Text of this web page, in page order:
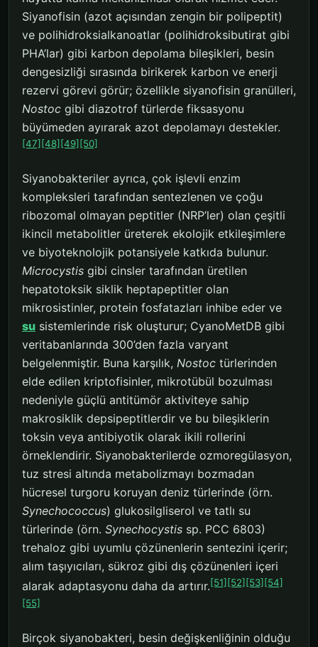
Siyanofisin (azot açısından zengin bir polipeptit)
ve polihidroksialkanoatlar (polihidroksibutirat gibi
PHA’lar) gibi karbon depolama bileşikleri, besin
dengesizliği sırasında birikerek karbon ve enerji
rezervi görevi görür; özellikle siyanofisin granülleri,
Nostoc gibi diazotrof türlerde fiksasyonu
büyümeden ayırarak azot depolamayı destekler.
[47] [48] [49] [50]
Siyanobakteriler ayrıca, çok işlevli enzim
kompleksleri tarafından sentezlenen ve çoğu
ribozomal olmayan peptitler (NRP’ler) olan çeşitli
ikincil metabolitler üreterek ekolojik etkileşimlere
ve biyoteknolojik potansiyele katkıda bulunur.
Microcystis gibi cinsler tarafından üretilen
hepatotoksik siklik heptapeptitler olan
mikrosistinler, protein fosfatazları inhibe eder ve
su sistemlerinde risk oluşturur; CyanoMetDB gibi
veritabanlarında 300’den fazla varyant
belgelenmiştir. Buna karşılık, Nostoc türlerinden
elde edilen kriptofisinler, mikrotübül bozulması
nedeniyle güçlü antitümör aktiviteye sahip
makrosiklik depsipeptitlerdir ve bu bileşiklerin
toksin veya antibiyotik olarak ikili rollerini
örneklendirir. Siyanobakterilerde ozmoregülasyon,
tuz stresi altında metabolizmayı bozmadan
hücresel turgoru koruyan deniz türlerinde (örn.
Synechococcus) glukosilgliserol ve tatlı su
türlerinde (örn. Synechocystis sp. PCC 6803)
trehaloz gibi uyumlu çözünenlerin sentezini içerir;
alım taşıyıcıları, sükroz gibi dış çözünenleri içeri
alarak adaptasyonu daha da artırır.[51] [52] [53] [54]
[55]
Birçok siyanobakteri, besin değişkenliğinin olduğu